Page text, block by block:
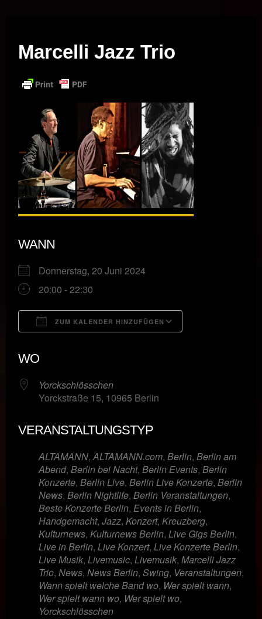
Marcelli Jazz Trio
WANN
Donnerstag, 20 Juni 2024
20:00 - 22:30
ZUM KALENDER HINZUFÜGEN
WO
Yorckschlösschen
Yorckstraße 15, 10965 Berlin
VERANSTALTUNGSTYP
ALTAMANN,ALTAMANN.com, Berlin, Berlin am
Abend, Berlin bei Nacht, Berlin Events, Berlin
Konzerte, Berlin Live, Berlin Live Konzerte, Berlin
News, Berlin Nightlife, Berlin Veranstaltungen,
Beste Konzerte Berlin, Events in Berlin,
Handgemacht, Jazz, Konzert, Kreuzberg,
Kulturnews, Kulturnews Berlin, Live Gigs Berlin,
Live in Berlin, Live Konzert, Live Konzerte Berlin,
Live Musik, Livemusic, Livemusik, Marcelli Jazz
Trio, News, News Berlin, Swing, Veranstaltungen,
Wann spielt welche Band wo, Wer spielt wann,
Wer spielt wann wo, Wer spielt wo,
Yorckschlösschen